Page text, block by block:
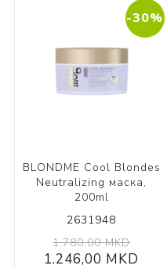
-30%
BLONDME Cool Blondes
Neutralizing маска,
200ml
2631948
1.780,00 MKD
1.246,00 MKD